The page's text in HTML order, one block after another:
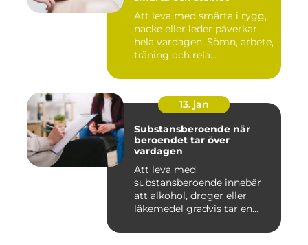
Att leva med smärta i rygg,
nacke eller leder påverkar
hela vardagen. Sömn, arbete,
träning och rela...
13. jan
Substansberoende när
beroendet tar över
vardagen
Att leva med
substansberoende innebär
att alkohol, droger eller
läkemedel gradvis tar en